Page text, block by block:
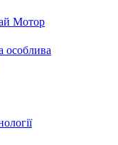
Мотор
особлива